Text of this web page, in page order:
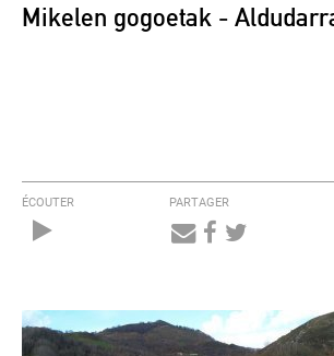
Mikelen gogoetak -
ÉCOUTER PARTAGER